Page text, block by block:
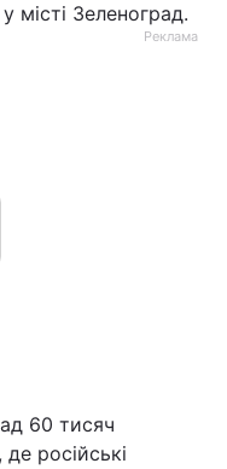
місті Зеленоград.
Реклама
60 тисяч
російські